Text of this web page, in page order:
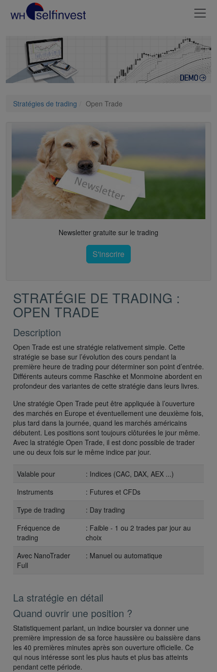
Stratégies de trading Open Trade
Newsletter gratuite sur le trading
S'inscrire
STRATÉGIE DE TRADING :
OPEN TRADE
Description
Open Trade est une stratégie relativement simple. Cette
stratégie se base sur l’évolution des cours pendant la
première heure de trading pour déterminer son point d’entrée.
Différents auteurs comme Raschke et Monmoine abordent en
profondeur des variantes de cette stratégie dans leurs livres.
Une stratégie Open Trade peut être appliquée à l’ouverture
des marchés en Europe et éventuellement une deuxième fois,
plus tard dans la journée, quand les marchés américains
débutent. Les positions sont toujours clôturées le jour même.
Avec la stratégie Open Trade, il est donc possible de trader
une ou deux fois sur le même indice par jour.
Valable pour
: Indices (CAC, DAX, AEX ...)
Instruments
: Futures et CFDs
Type de trading
: Day trading
Fréquence de
trading
: Faible - 1 ou 2 trades par jour au
choix
Avec NanoTrader
Full
: Manuel ou automatique
La stratégie en détail
Quand ouvrir une position ?
Statistiquement parlant, un indice boursier va donner une
première impression de sa force haussière ou baissière dans
les 40 premières minutes après son ouverture officielle. Ce
qui nous intéresse sont les plus hauts et plus bas atteints
pendant cette période.